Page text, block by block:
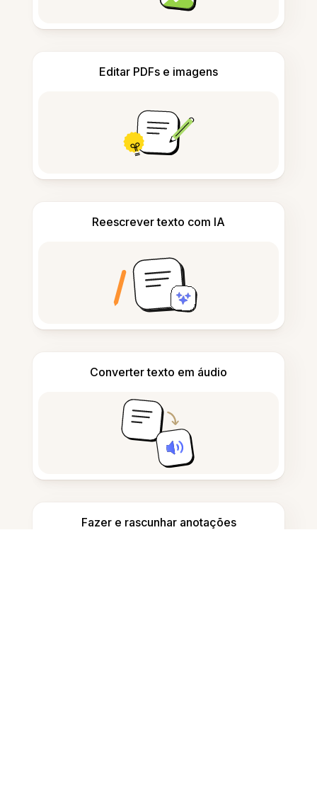
Editar PDFs e imagens
Reescrever texto com IA
Converter texto em áudio
Fazer e rascunhar anotações